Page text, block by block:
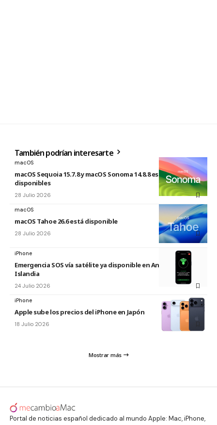
También podrían interesarte
macOS
macOS Sequoia 15.7.8 y macOS Sonoma 14.8.8 están
disponibles
28 Julio 2026
macOS
macOS Tahoe 26.6 está disponible
28 Julio 2026
iPhone
Emergencia SOS vía satélite ya disponible en Andorra e
Islandia
24 Julio 2026
iPhone
Apple sube los precios del iPhone en Japón
18 Julio 2026
Mostrar más
Portal de noticias español dedicado al mundo Apple: Mac, iPhone,